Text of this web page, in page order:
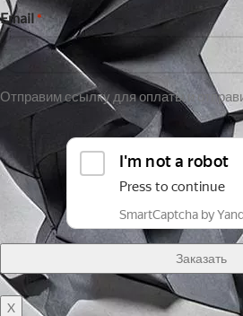
Email *
Отправим ссылку для оплаты и
X